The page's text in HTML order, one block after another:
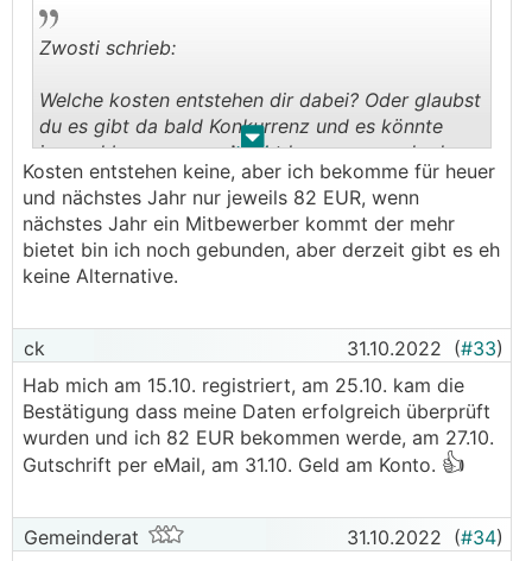
. .
Zwosti schrieb:
Welche kosten entstehen dir dabei? Oder glaubst
du es gibt da bald Konkurrenz und es könnte
jemand besseres am Markt kommen wo du dann
nicht hinwechseln kannst?
Kosten entstehen keine, aber ich bekomme für heuer
und nächstes Jahr nur jeweils 82 EUR, wenn
nächstes Jahr ein Mitbewerber kommt der mehr
bietet bin ich noch gebunden, aber derzeit gibt es eh
keine Alternative.
ck 31.10.2022 (#33)
Hab mich am 15.10. registriert, am 25.10. kam die
Bestätigung dass meine Daten erfolgreich überprüft
wurden und ich 82 EUR bekommen werde, am 27.10.
Gutschrift per eMail, am 31.10. Geld am Konto. 👍
Gemeinderat 31.10.2022 (#34)